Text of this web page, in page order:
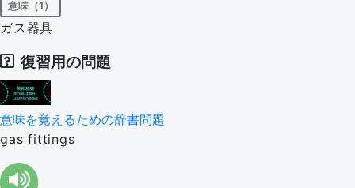
意味（1）
ガス器具
復習用の問題
意味を覚えるための辞書問題
gas fittings